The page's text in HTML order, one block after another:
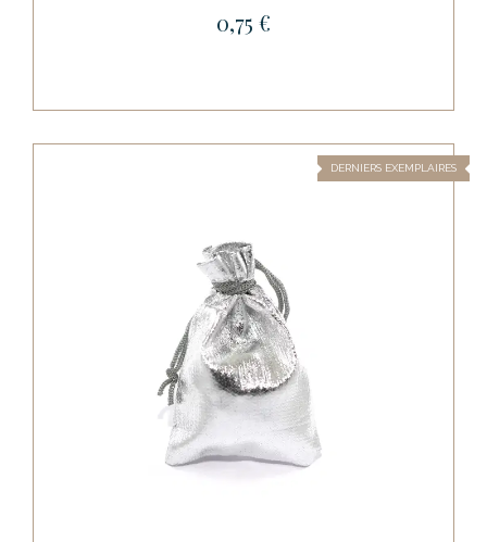
0,75 €
DERNIERS EXEMPLAIRES